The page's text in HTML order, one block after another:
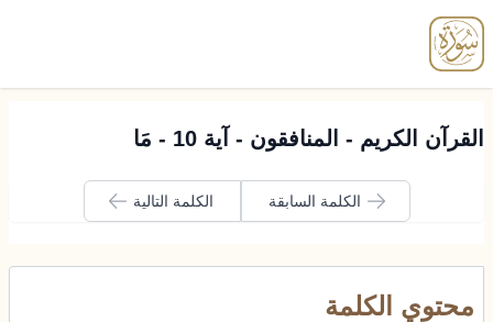
القرآن الكريم - المنافقون - آية 10 - مَا
الكلمة السابقة الكلمة التالية
محتوي الكلمة